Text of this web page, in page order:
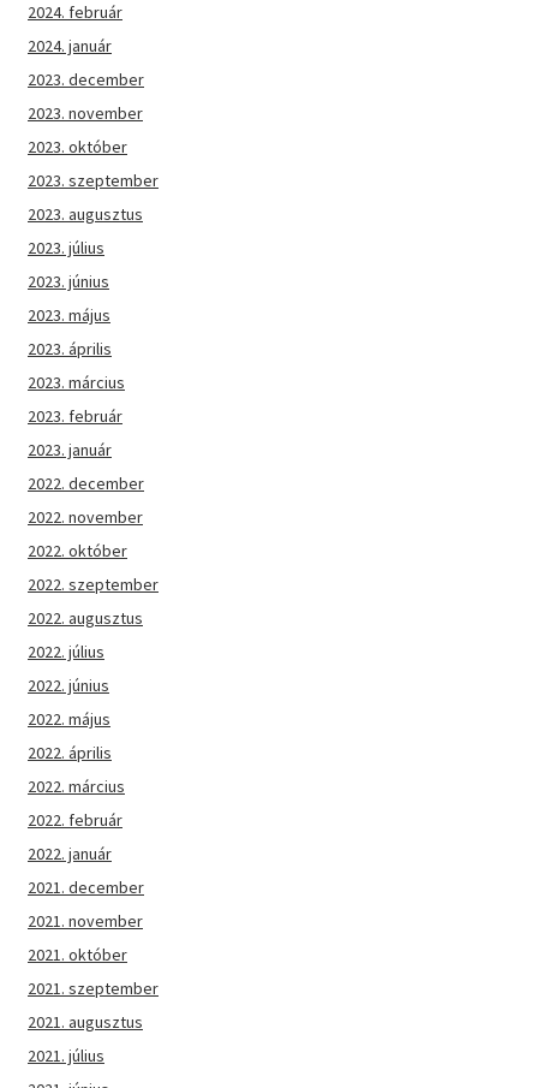
2024. február
2024. január
2023. december
2023. november
2023. október
2023. szeptember
2023. augusztus
2023. július
2023. június
2023. május
2023. április
2023. március
2023. február
2023. január
2022. december
2022. november
2022. október
2022. szeptember
2022. augusztus
2022. július
2022. június
2022. május
2022. április
2022. március
2022. február
2022. január
2021. december
2021. november
2021. október
2021. szeptember
2021. augusztus
2021. július